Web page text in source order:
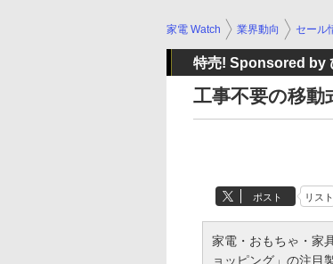
家電 Watch 業界動向 セール
特売! Sponsored by
工事不要の移
ポスト リスト
家電・おもちゃ・家
ョッピング」の注目